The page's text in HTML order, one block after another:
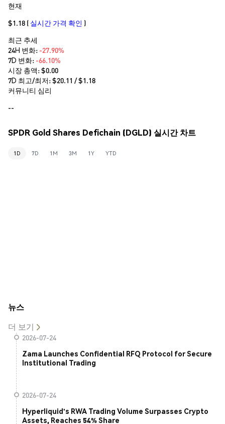
현재
$1.18 ( 실시간 가격 확인 )
최근 추세
24H 변화: -27.90%
7D 변화: -66.10%
시장 총액:$0.00
7D 최고/최저: $20.11 / $1.18
커뮤니티 심리
--
SPDR Gold Shares Defichain (DGLD) 실시간 차트
1D 7D 1M 3M 1Y YTD
뉴스
더 보기
2026-07-24
Zama Launches Confidential RFQ Protocol for Secure
Institutional Trading
2026-07-24
Hyperliquid's RWA Trading Volume Surpasses Crypto
Assets, Reaches 54% Share